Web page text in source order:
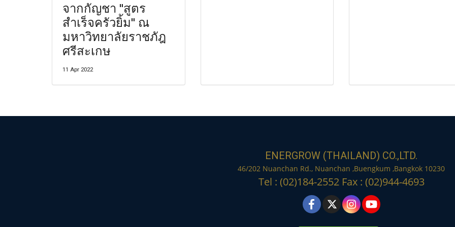
จากกัญชา "สูตร
สำเร็จครัวยิ้ม" ณ
มหาวิทยาลัยราชภัฎ
ศรีสะเกษ
11 Apr 2022
ENERGROW (THAILAND) CO.,LTD.
46/202 Nuanchan Rd., Nuanchan ,Buengkum ,Bangkok 10230
Tel : (02)184-2552 Fax : (02)944-4693